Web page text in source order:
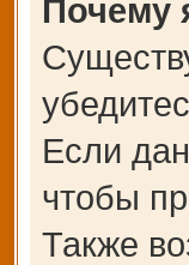
Почему
Если
чтобы
Также